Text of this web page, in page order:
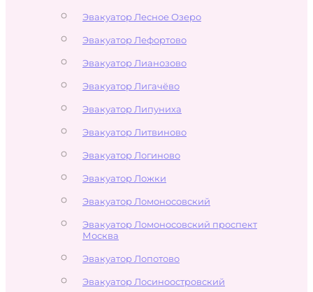
Эвакуатор Лесное Озеро
Эвакуатор Лефортово
Эвакуатор Лианозово
Эвакуатор Лигачёво
Эвакуатор Липуниха
Эвакуатор Литвиново
Эвакуатор Логиново
Эвакуатор Ложки
Эвакуатор Ломоносовский
Эвакуатор Ломоносовский проспект
Москва
Эвакуатор Лопотово
Эвакуатор Лосиноостровский